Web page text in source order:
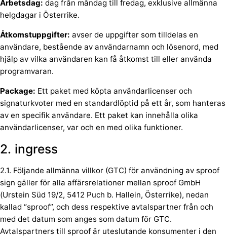
Arbetsdag: dag från måndag till fredag, exklusive allmänna
helgdagar i Österrike.
Åtkomstuppgifter: avser de uppgifter som tilldelas en
användare, bestående av användarnamn och lösenord, med
hjälp av vilka användaren kan få åtkomst till eller använda
programvaran.
Package: Ett paket med köpta användarlicenser och
signaturkvoter med en standardlöptid på ett år, som hanteras
av en specifik användare. Ett paket kan innehålla olika
användarlicenser, var och en med olika funktioner.
2. ingress
2.1. Följande allmänna villkor (GTC) för användning av sproof
sign gäller för alla affärsrelationer mellan sproof GmbH
(Urstein Süd 19/2, 5412 Puch b. Hallein, Österrike), nedan
kallad “sproof”, och dess respektive avtalspartner från och
med det datum som anges som datum för GTC.
Avtalspartners till sproof är uteslutande konsumenter i den